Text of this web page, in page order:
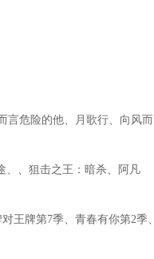
言危险的他、月歌行、向风而
、、狙击之王：暗杀、阿凡
王牌第7季、青春有你第2季、